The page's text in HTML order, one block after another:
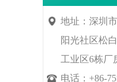
地址 ：深圳
阳光社区松
工业区6栋厂
电话 ：+86-